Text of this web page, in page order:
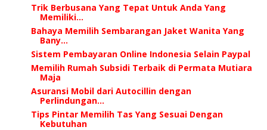
Trik Berbusana Yang Tepat Untuk Anda Yang
Memiliki...
Bahaya Memilih Sembarangan Jaket Wanita Yang
Bany...
Sistem Pembayaran Online Indonesia Selain Paypal
Memilih Rumah Subsidi Terbaik di Permata Mutiara
Maja
Asuransi Mobil dari Autocillin dengan
Perlindungan...
Tips Pintar Memilih Tas Yang Sesuai Dengan
Kebutuhan